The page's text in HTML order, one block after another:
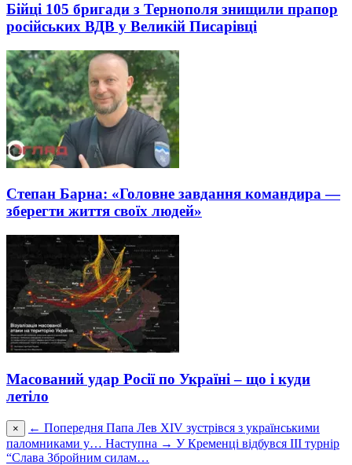
Бійці 105 бригади з Тернополя знищили прапор
російських ВДВ у Великій Писарівці
Степан Барна: «Головне завдання командира —
зберегти життя своїх людей»
Масований удар Росії по Україні – що і куди
летіло
× ← Попередня Папа Лев XIV зустрівся з українськими
паломниками у… Наступна → У Кременці відбувся ІІІ турнір
“Слава Збройним силам…